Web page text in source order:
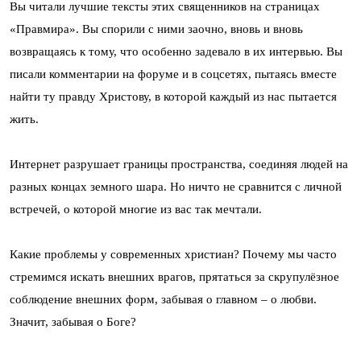
Вы читали лучшие тексты этих священников на страницах
«Правмира». Вы спорили с ними заочно, вновь и вновь
возвращаясь к тому, что особенно задевало в их интервью. Вы
писали комментарии на форуме и в соцсетях, пытаясь вместе
найти ту правду Христову, в которой каждый из нас пытается
жить.
Интернет разрушает границы пространства, соединяя людей на
разных концах земного шара. Но ничто не сравнится с личной
встречей, о которой многие из вас так мечтали.
Какие проблемы у современных христиан? Почему мы часто
стремимся искать внешних врагов, прятаться за скрупулёзное
соблюдение внешних форм, забывая о главном – о любви.
Значит, забывая о Боге?